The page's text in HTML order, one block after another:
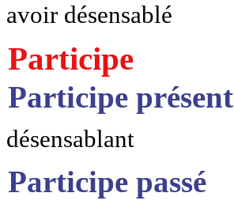
avoir désensablé
Participe
Participe présent
désensablant
Participe passé